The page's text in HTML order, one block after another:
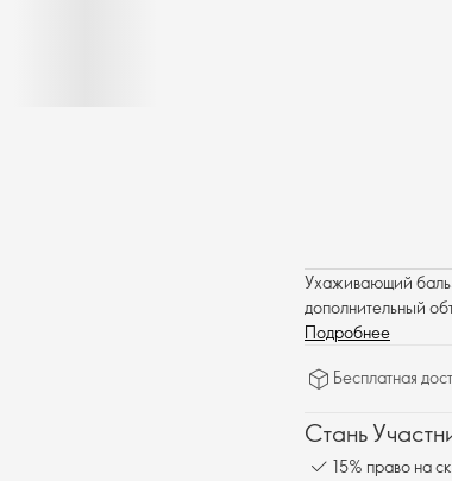
Ухаживающий
дополнительный
Подробнее
Бесплатная
Стань
15% право на